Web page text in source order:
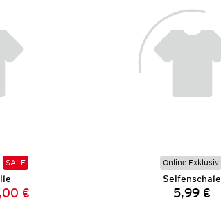
SALE
Preis:
Preis:
€
Online Exklusiv
Seifenschale
Preis:
5,99 €